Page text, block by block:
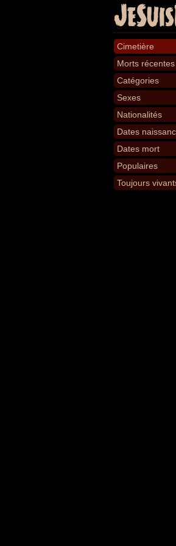
Cimetière
Morts récentes
Catégories
Sexes
Nationalités
Dates
Dates mort
Populaires
Toujours